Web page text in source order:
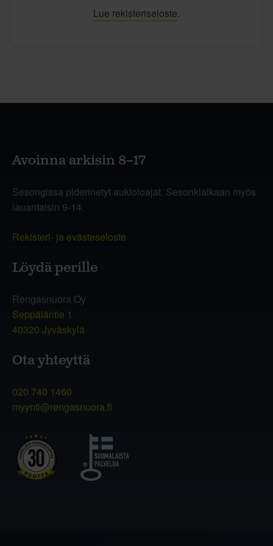
Lue rekisteriseloste.
Avoinna arkisin 8–17
Sesongissa pidennetyt aukioloajat. Sesonkiaikaan myös
lauantaisin 9-14.
Rekisteri- ja evästeseloste
Löydä perille
Rengasnuora Oy
Seppäläntie 1
40320 Jyväskylä
Ota yhteyttä
020 740 1460
myynti@rengasnuora.fi